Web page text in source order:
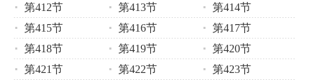
第412节
第413节
第414节
第415节
第416节
第417节
第418节
第419节
第420节
第421节
第422节 第423节